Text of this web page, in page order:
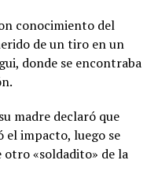
conocimiento del
de un tiro en un
donde se encontraba
madre declaró que
el impacto, luego se
otro «soldadito» de la